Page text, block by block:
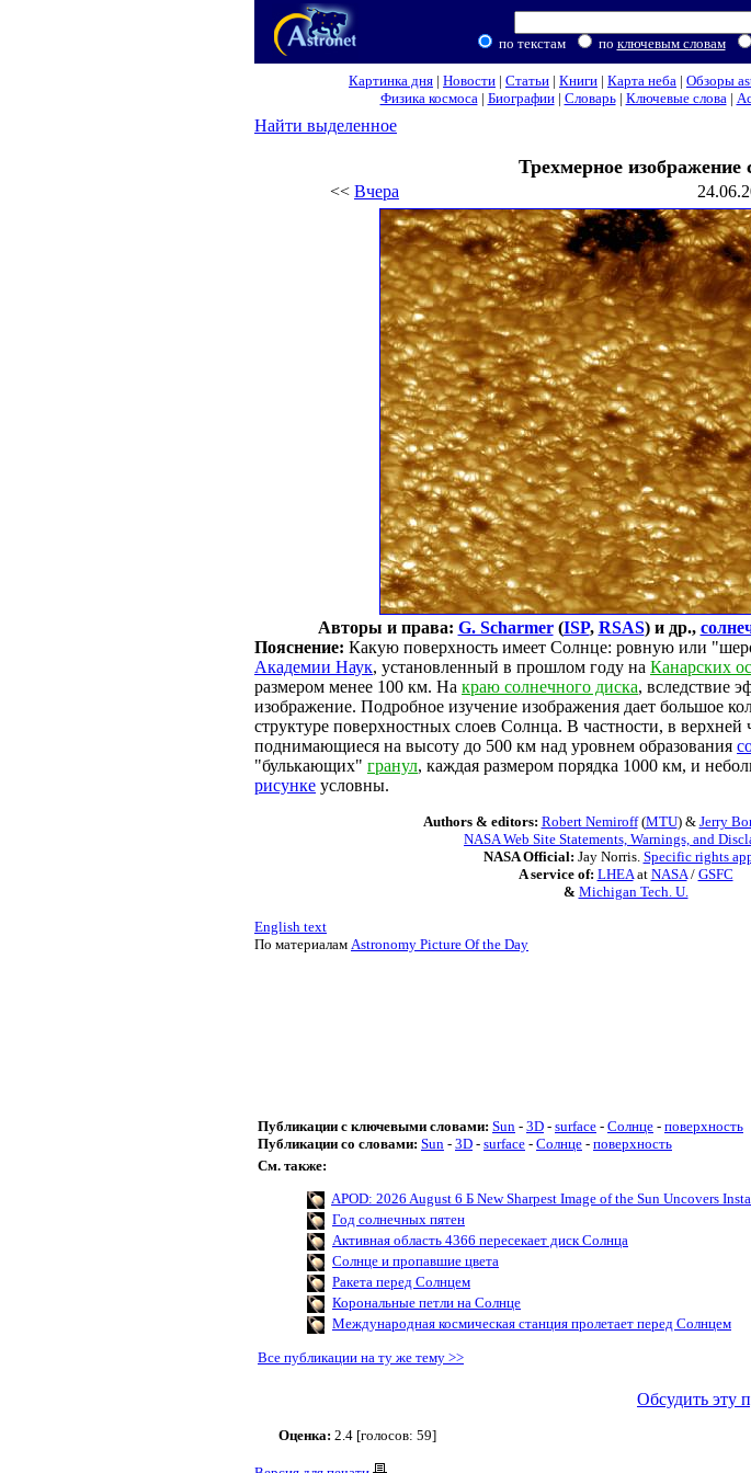
по текстам по ключевым словам
Картинка дня | Новости | Статьи | Книги | Карта неба | Обзоры
Физика космоса| Биографии| Словарь| Ключевые слова|
Найти выделенное
Трехмерное изображение
<< Вчера
Авторы и права: G. Scharmer(ISP, RSAS) и др.,
Пояснение: Какую поверхность имеет Солнце: ровную или
Академии Наук, установленный в прошлом году на Канарских
размером менее 100 км. На краю солнечного диска, вследствие
изображение. Подробное изучение изображения дает большое
структуре поверхностных слоев Солнца. В частности, в
поднимающиеся на высоту до 500 км над уровнем образования
"булькающих" гранул, каждая размером порядка 1000 км, и
рисунке условны.
Authors & editors: Robert Nemiroff(MTU) & Jerry
NASA Web Site Statements, Warnings, and
NASA Official: Jay Norris. Specific rights
A service of: LHEAat NASA/ GSFC
& Michigan Tech. U.
English text
По материалам Astronomy Picture Of the Day
Публикации с ключевыми словами: Sun - 3D - surface - Солнце - поверхность
Публикации со словами: Sun - 3D - surface - Солнце - поверхность
См. также:
APOD: 2026 August 6 Б New Sharpest Image of the Sun Uncovers
Год солнечных пятен
Активная область 4366 пересекает диск Солнца
Солнце и пропавшие цвета
Ракета перед Солнцем
Корональные петли на Солнце
Международная космическая станция пролетает перед Солнцем
Все публикации на ту же тему >>
Обсудить эту
Оценка: 2.4 [голосов: 59]